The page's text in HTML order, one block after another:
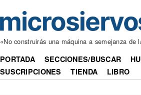
«No construirás una máquina a semejanza de
PORTADA SECCIONES/BUSCAR
SUSCRIPCIONES
TIENDA LIBRO